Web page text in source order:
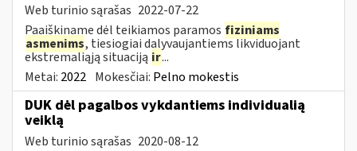
Web turinio sąrašas 2022-07-22
Paaiškiname dėl teikiamos paramos fiziniams
asmenims, tiesiogiai dalyvaujantiems likviduojant
ekstremaliąją situaciją ir...
Metai: 2022 Mokesčiai: Pelno mokestis
DUK dėl pagalbos vykdantiems individualią
veiklą
Web turinio sąrašas 2020-08-12